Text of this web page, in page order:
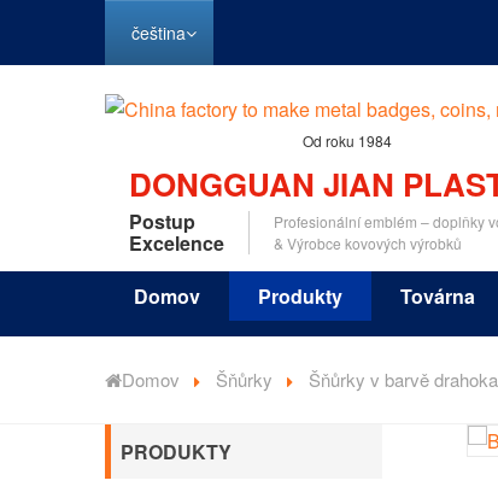
čeština
Od roku 1984
DONGGUAN JIAN
Postup
Excelence
Profesionální emblém – doplňky
& Výrobce kovových výrobků
Domov Produkty Továrna
Domov Šňůrky Šňůrky v barvě
PRODUKTY